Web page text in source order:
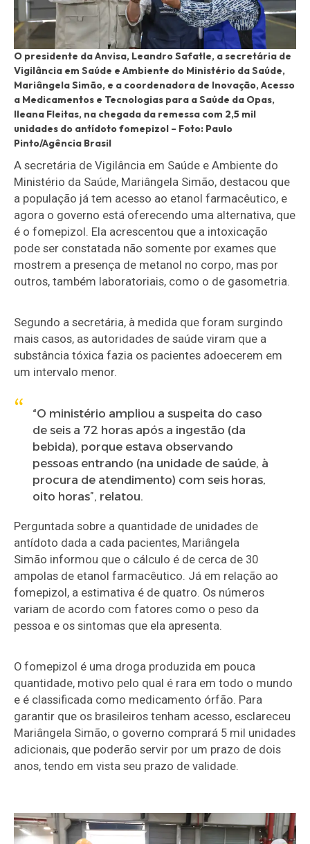
O presidente da Anvisa, Leandro Safatle, a secretária de
Vigilância em Saúde e Ambiente do Ministério da Saúde,
Mariângela Simão, e a coordenadora de Inovação, Acesso
a Medicamentos e Tecnologias para a Saúde da Opas,
Ileana Fleitas, na chegada da remessa com 2,5 mil
unidades do antídoto fomepizol – Foto: Paulo
Pinto/Agência Brasil
A secretária de Vigilância em Saúde e Ambiente do
Ministério da Saúde, Mariângela Simão, destacou que
a população já tem acesso ao etanol farmacêutico, e
agora o governo está oferecendo uma alternativa, que
é o fomepizol. Ela acrescentou que a intoxicação
pode ser constatada não somente por exames que
mostrem a presença de metanol no corpo, mas por
outros, também laboratoriais, como o de gasometria.
Segundo a secretária, à medida que foram surgindo
mais casos, as autoridades de saúde viram que a
substância tóxica fazia os pacientes adoecerem em
um intervalo menor.
“O ministério ampliou a suspeita do caso
de seis a 72 horas após a ingestão (da
bebida), porque estava observando
pessoas entrando (na unidade de saúde, à
procura de atendimento) com seis horas,
oito horas”, relatou.
Perguntada sobre a quantidade de unidades de
antídoto dada a cada pacientes, Mariângela
Simão informou que o cálculo é de cerca de 30
ampolas de etanol farmacêutico. Já em relação ao
fomepizol, a estimativa é de quatro. Os números
variam de acordo com fatores como o peso da
pessoa e os sintomas que ela apresenta.
O fomepizol é uma droga produzida em pouca
quantidade, motivo pelo qual é rara em todo o mundo
e é classificada como medicamento órfão. Para
garantir que os brasileiros tenham acesso, esclareceu
Mariângela Simão, o governo comprará 5 mil unidades
adicionais, que poderão servir por um prazo de dois
anos, tendo em vista seu prazo de validade.